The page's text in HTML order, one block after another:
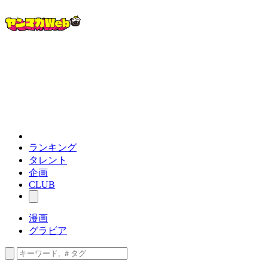
ランキング
タレント
企画
CLUB
漫画
グラビア